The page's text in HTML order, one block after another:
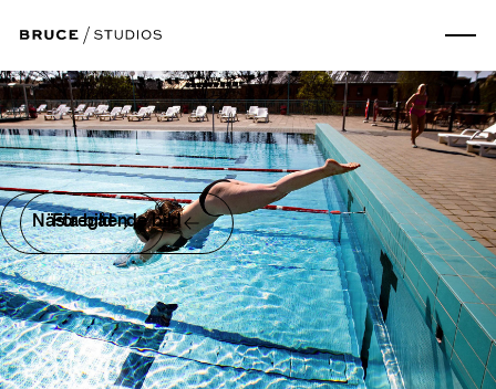
Föregående bild
Nästa bild